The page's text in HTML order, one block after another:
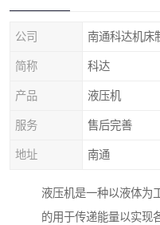
公司 南通科达机床
简称 科达
产品 液压机
服务 售后完善
地址 南通
液压机是一种以液体为
的用于传递能量以实现